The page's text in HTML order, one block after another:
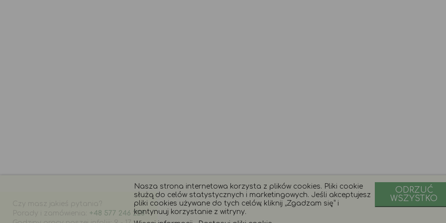
Nasza strona internetowa korzysta z plików cookies. Pliki cookie
służą do celów statystycznych i marketingowych. Jeśli akceptujesz
pliki cookies używane do tych celów, kliknij „Zgadzam się” i
kontynuuj korzystanie z witryny.
ODRZUĆ
WSZYSTKO
+48 577 246 228